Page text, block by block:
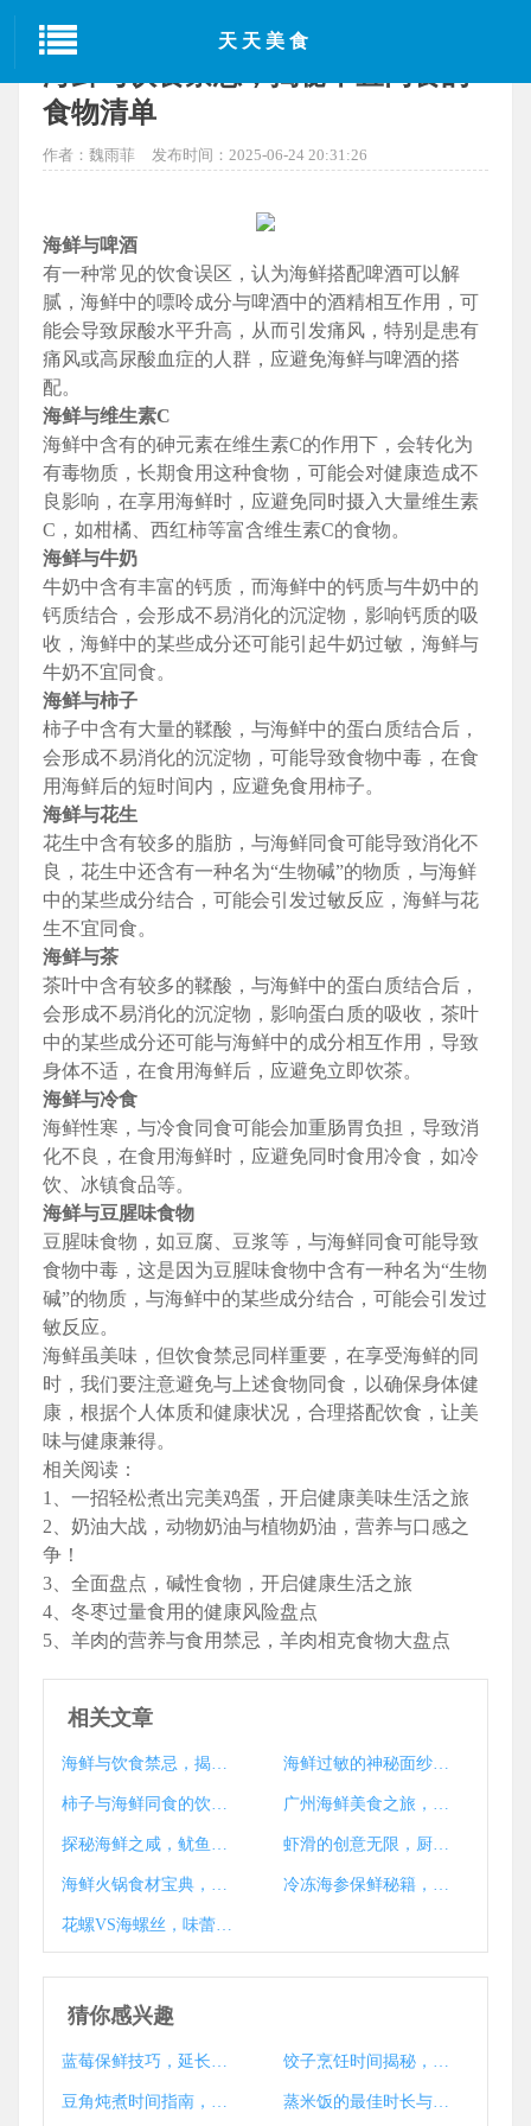
天天美食
当前位置：
食物清单
作者：魏雨菲 发布时间：2025-06-24 20:31:26
海鲜与啤酒
有一种常见的饮食误区，认为海鲜搭配啤酒可以解
腻，海鲜中的嘌呤成分与啤酒中的酒精相互作用，可
能会导致尿酸水平升高，从而引发痛风，特别是患有
痛风或高尿酸血症的人群，应避免海鲜与啤酒的搭
配。
海鲜与维生素C
海鲜中含有的砷元素在维生素C的作用下，会转化为
有毒物质，长期食用这种食物，可能会对健康造成不
良影响，在享用海鲜时，应避免同时摄入大量维生素
C，如柑橘、西红柿等富含维生素C的食物。
海鲜与牛奶
牛奶中含有丰富的钙质，而海鲜中的钙质与牛奶中的
钙质结合，会形成不易消化的沉淀物，影响钙质的吸
收，海鲜中的某些成分还可能引起牛奶过敏，海鲜与
牛奶不宜同食。
海鲜与柿子
柿子中含有大量的鞣酸，与海鲜中的蛋白质结合后，
会形成不易消化的沉淀物，可能导致食物中毒，在食
用海鲜后的短时间内，应避免食用柿子。
海鲜与花生
花生中含有较多的脂肪，与海鲜同食可能导致消化不
良，花生中还含有一种名为“生物碱”的物质，与海鲜
中的某些成分结合，可能会引发过敏反应，海鲜与花
生不宜同食。
海鲜与茶
茶叶中含有较多的鞣酸，与海鲜中的蛋白质结合后，
会形成不易消化的沉淀物，影响蛋白质的吸收，茶叶
中的某些成分还可能与海鲜中的成分相互作用，导致
身体不适，在食用海鲜后，应避免立即饮茶。
海鲜与冷食
海鲜性寒，与冷食同食可能会加重肠胃负担，导致消
化不良，在食用海鲜时，应避免同时食用冷食，如冷
饮、冰镇食品等。
海鲜与豆腥味食物
豆腥味食物，如豆腐、豆浆等，与海鲜同食可能导致
食物中毒，这是因为豆腥味食物中含有一种名为“生物
碱”的物质，与海鲜中的某些成分结合，可能会引发过
敏反应。
海鲜虽美味，但饮食禁忌同样重要，在享受海鲜的同
时，我们要注意避免与上述食物同食，以确保身体健
康，根据个人体质和健康状况，合理搭配饮食，让美
味与健康兼得。
相关阅读：
1、一招轻松煮出完美鸡蛋，开启健康美味生活之旅
2、奶油大战，动物奶油与植物奶油，营养与口感之
争！
3、全面盘点，碱性食物，开启健康生活之旅
4、冬枣过量食用的健康风险盘点
5、羊肉的营养与食用禁忌，羊肉相克食物大盘点
相关文章
海鲜与饮食禁忌，揭秘不宜同食的食物清单 海鲜过敏的神秘面纱，揭秘成因与预防措施
柿子与海鲜同食的饮食搭配禁忌及安全食用时间揭秘 广州海鲜美食之旅，发现美食之都的海鲜宝藏
探秘海鲜之咸，鱿鱼为何如此咸？ 虾滑的创意无限，厨房中的海鲜艺术之旅
海鲜火锅食材宝典，打造完美味蕾之旅 冷冻海参保鲜秘籍，揭秘海鲜珍品的超长保质期
花螺VS海螺丝，味蕾对决，谁才是海鲜王者？
猜你感兴趣
蓝莓保鲜技巧，延长新鲜期的小窍门大揭秘 饺子烹饪时间揭秘，如何煮出完美口感
豆角炖煮时间指南，健康美味一锅成 蒸米饭的最佳时长与技巧揭秘